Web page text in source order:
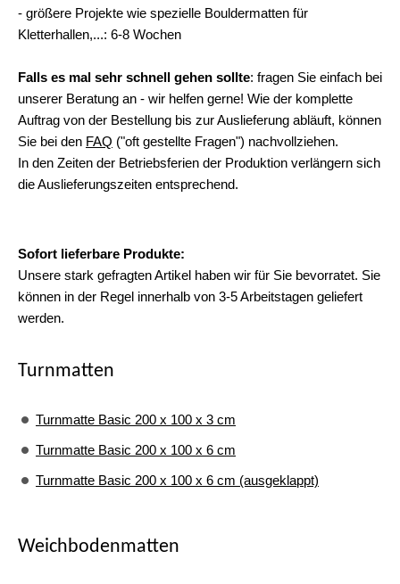
- größere Projekte wie spezielle Bouldermatten für
Kletterhallen,...: 6-8 Wochen
Falls es mal sehr schnell gehen sollte: fragen Sie einfach bei
unserer Beratung an - wir helfen gerne! Wie der komplette
Auftrag von der Bestellung bis zur Auslieferung abläuft, können
Sie bei den FAQ ("oft gestellte Fragen") nachvollziehen.
In den Zeiten der Betriebsferien der Produktion verlängern sich
die Auslieferungszeiten entsprechend.
Sofort lieferbare Produkte:
Unsere stark gefragten Artikel haben wir für Sie bevorratet. Sie
können in der Regel innerhalb von 3-5 Arbeitstagen geliefert
werden.
Turnmatten
Turnmatte Basic 200 x 100 x 3 cm
Turnmatte Basic 200 x 100 x 6 cm
Turnmatte Basic 200 x 100 x 6 cm (ausgeklappt)
Weichbodenmatten